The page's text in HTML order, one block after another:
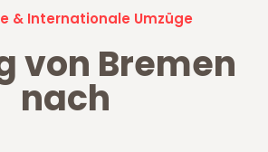
& Internationale Umzüge
von Bremen
nach